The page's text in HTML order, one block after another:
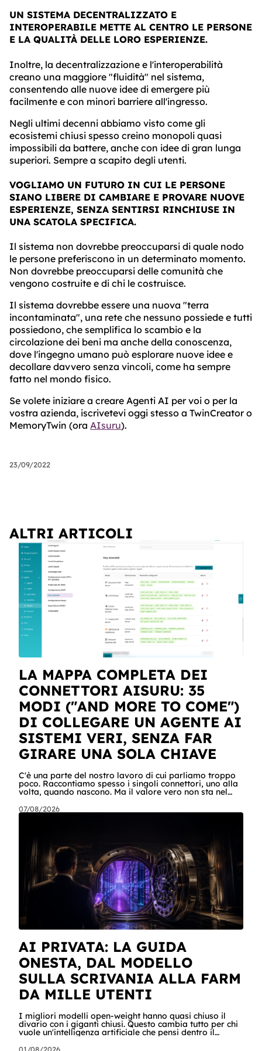
UN SISTEMA DECENTRALIZZATO E
INTEROPERABILE METTE AL CENTRO LE PERSONE
E LA QUALITÀ DELLE LORO ESPERIENZE.
Inoltre, la decentralizzazione e l'interoperabilità
creano una maggiore "fluidità" nel sistema,
consentendo alle nuove idee di emergere più
facilmente e con minori barriere all'ingresso.
Negli ultimi decenni abbiamo visto come gli
ecosistemi chiusi spesso creino monopoli quasi
impossibili da battere, anche con idee di gran lunga
superiori. Sempre a scapito degli utenti.
VOGLIAMO UN FUTURO IN CUI LE PERSONE
SIANO LIBERE DI CAMBIARE E PROVARE NUOVE
ESPERIENZE, SENZA SENTIRSI RINCHIUSE IN
UNA SCATOLA SPECIFICA.
Il sistema non dovrebbe preoccuparsi di quale nodo
le persone preferiscono in un determinato momento.
Non dovrebbe preoccuparsi delle comunità che
vengono costruite e di chi le costruisce.
Il sistema dovrebbe essere una nuova "terra
incontaminata", una rete che nessuno possiede e tutti
possiedono, che semplifica lo scambio e la
circolazione dei beni ma anche della conoscenza,
dove l'ingegno umano può esplorare nuove idee e
decollare davvero senza vincoli, come ha sempre
fatto nel mondo fisico.
Se volete iniziare a creare Agenti AI per voi o per la
vostra azienda, iscrivetevi oggi stesso a TwinCreator o
MemoryTwin (ora AIsuru).
23/09/2022
ALTRI ARTICOLI
LA MAPPA COMPLETA DEI
CONNETTORI AISURU: 35
MODI ("AND MORE TO COME")
DI COLLEGARE UN AGENTE AI
SISTEMI VERI, SENZA FAR
GIRARE UNA SOLA CHIAVE
C'è una parte del nostro lavoro di cui parliamo troppo
poco. Raccontiamo spesso i singoli connettori, uno alla
volta, quando nascono. Ma il valore vero non sta nel
succede quando i pezzi lavorano insieme. Stamattina
alle 6, per dire, un agente ha attraversato cinque
ha recuperato un listino da SharePoint, ha calcolato gli
scost
07/08/2026
AI PRIVATA: LA GUIDA
ONESTA, DAL MODELLO
SULLA SCRIVANIA ALLA FARM
DA MILLE UTENTI
I migliori modelli open-weight hanno quasi chiuso il
divario con i giganti chiusi. Questo cambia tutto per chi
vuole un'intelligenza artificiale che pensi dentro il
chiunque abbia dati che non possono uscire. Ma la